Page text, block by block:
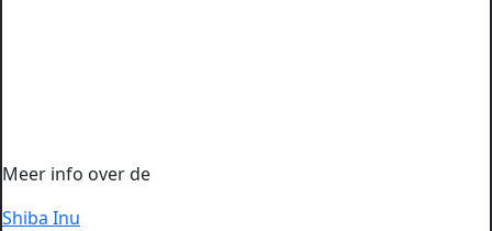
Meer info over de
Shiba Inu